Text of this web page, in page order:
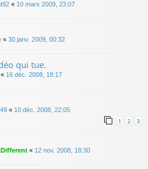
« 10 mars 2009, 23:07
« 30 janv. 2009, 00:32
qui tue.
« 16 déc. 2008, 18:17
« 10 déc. 2008, 22:05
1 2 3
« 12 nov. 2008, 18:30